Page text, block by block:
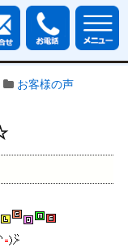
お客様の声